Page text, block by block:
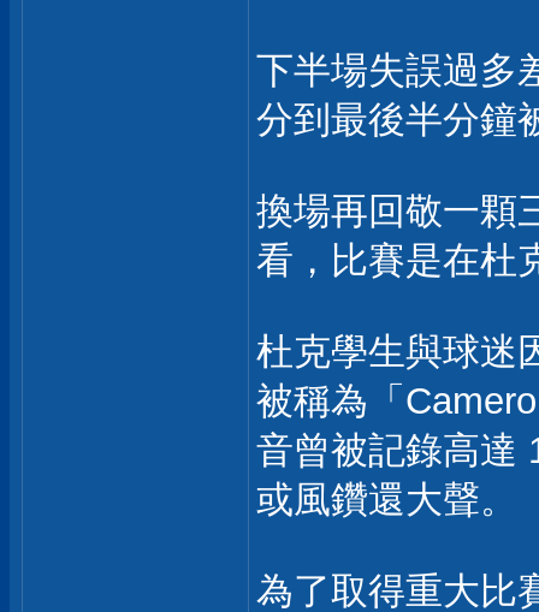
下半場失誤過多
分到最後半分鐘
換場再回敬一顆
看，比賽是在杜
杜克學生與球迷
被稱為「
音曾被記錄高達
或風鑽還大聲。
為了取得重大比